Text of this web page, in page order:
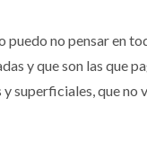
no pensar en
y que son las que
superficiales, que no